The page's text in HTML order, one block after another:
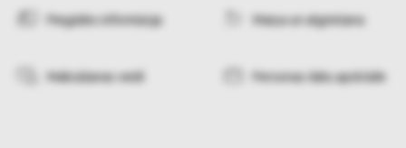
Piegādes informācija Maiņa un atgriešana
Maksāšanas veidi Personas datu apstrāde